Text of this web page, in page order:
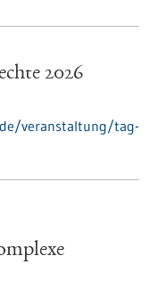
2026
veranstaltung/tag-